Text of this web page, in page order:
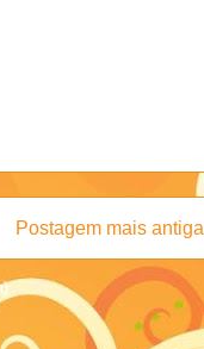
Postagem mais antiga